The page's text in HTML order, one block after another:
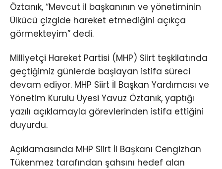
Öztanık, “Mevcut il başkanının ve yönetiminin
Ülkücü çizgide hareket etmediğini açıkça
görmekteyim” dedi.
Milliyetçi Hareket Partisi (MHP) Siirt teşkilatında
geçtiğimiz günlerde başlayan istifa süreci
devam ediyor. MHP Siirt İl Başkan Yardımcısı ve
Yönetim Kurulu Üyesi Yavuz Öztanık, yaptığı
yazılı açıklamayla görevlerinden istifa ettiğini
duyurdu.
Açıklamasında MHP Siirt İl Başkanı Cengizhan
Tükenmez tarafından şahsını hedef alan